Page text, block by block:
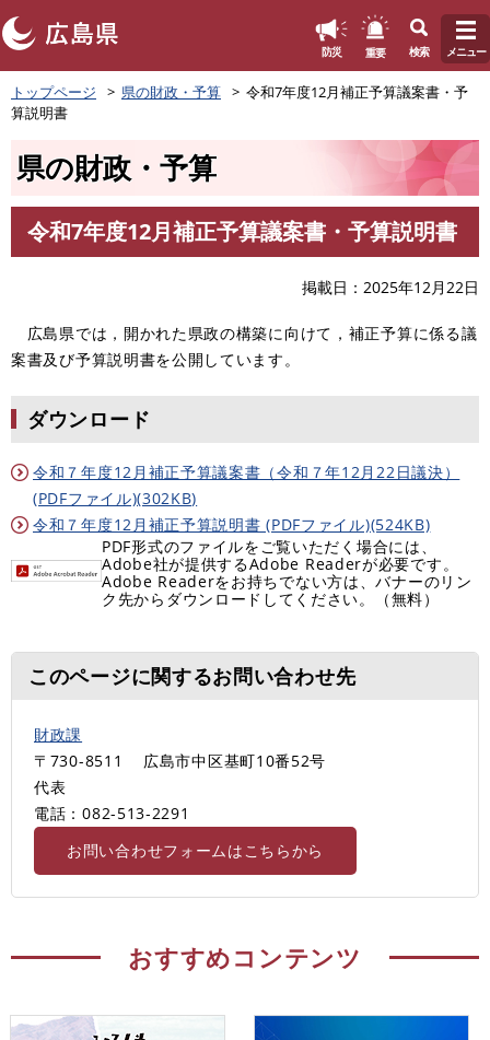
ペ
ー
ジ
。
防災 重要 検索 メニュー
トップページ 県の財政・予算
令和7年度12月補正予算議案書・予
算説明書
県の財政・予算
文
令和7年度12月補正予算議案書・予算説明書
掲載日 2025年12月22日
広島県では，開かれた県政の構築に向けて，補正予算に係る議
案書及び予算説明書を公開しています。
ダウンロード
令和７年度12月補正予算議案書（令和７年12月22日議決）
(PDFファイル)(302KB)
令和７年度12月補正予算説明書 (PDFファイル)(524KB)
PDF形式のファイルをご覧いただく場合には、
Adobe社が提供するAdobe Readerが必要です。
Adobe Readerをお持ちでない方は、バナーのリン
ク先からダウンロードしてください。（無料）
このページに関するお問い合わせ先
財政課
〒730-8511
広島市中区基町10番52号
代表
電話：082-513‐2291
お問い合わせフォームはこちらから
おすすめコンテンツ